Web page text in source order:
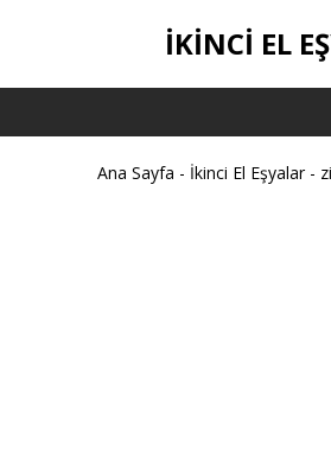
İKİNCİ EL
Ana Sayfa - İkinci El Eşyalar-